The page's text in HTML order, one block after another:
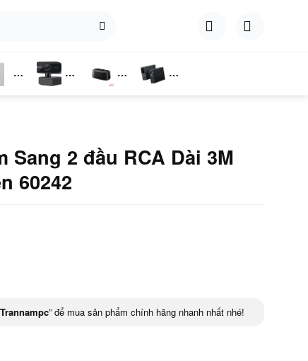
Sang 2 đầu RCA Dài 3M
60242
Trannampc” để mua sản phẩm chính hãng nhanh nhất nhé!